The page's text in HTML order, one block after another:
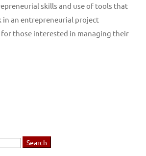
skills and use of tools that
in an entrepreneurial project
those interested in managing their
Search